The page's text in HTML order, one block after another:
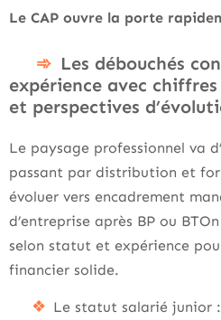
Le CAP ouvre la porte
Les débouchés
expérience avec
et perspectives
Le paysage professionnel va
passant par distribution et
évoluer vers encadrement
d’entreprise après BP ou
selon statut et expérience
financier solide.
Le statut salarié junior